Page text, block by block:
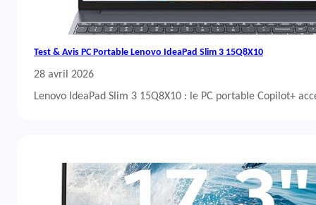
Test & Avis PC Portable Lenovo IdeaPad Slim 3 15Q8X10
28 avril 2026
Lenovo IdeaPad Slim 3 15Q8X10 : le PC portable Copilot+